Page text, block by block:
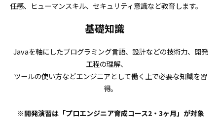
任感、ヒューマンスキル、セキュリティ意識など教育します。
基礎知識
Javaを軸にしたプログラミング言語、設計などの技術力、開発
工程の理解、
ツールの使い方などエンジニアとして働く上で必要な知識を習
得。
※開発演習は「プロエンジニア育成コース2・3ヶ月」が対象